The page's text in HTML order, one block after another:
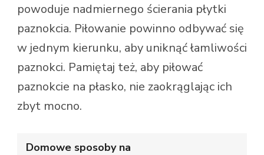
powoduje nadmiernego ścierania płytki
paznokcia. Piłowanie powinno odbywać się
w jednym kierunku, aby uniknąć łamliwości
paznokci. Pamiętaj też, aby piłować
paznokcie na płasko, nie zaokrąglając ich
zbyt mocno.
Domowe sposoby na